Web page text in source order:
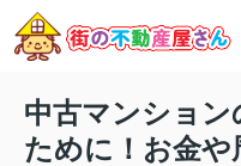
中古マンショ
ために！お金や